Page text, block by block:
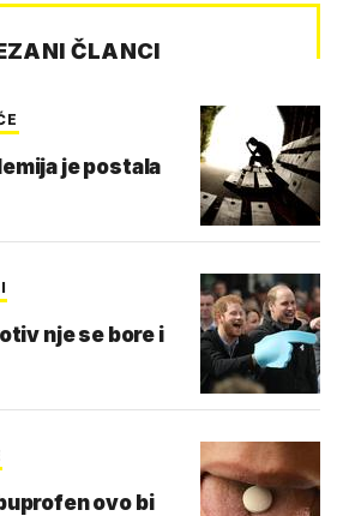
ČLANCI
je postala
nje se bore i
ovo bi